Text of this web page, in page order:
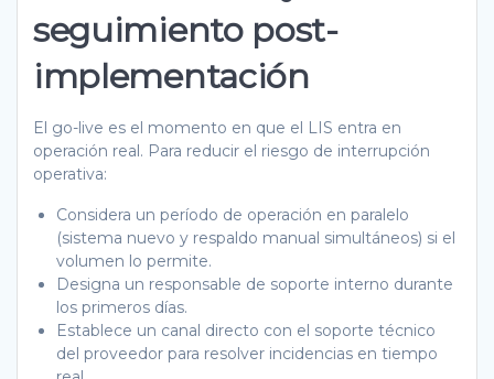
seguimiento post-
implementación
El go-live es el momento en que el LIS entra en
operación real. Para reducir el riesgo de interrupción
operativa:
Considera un período de operación en paralelo
(sistema nuevo y respaldo manual simultáneos) si el
volumen lo permite.
Designa un responsable de soporte interno durante
los primeros días.
Establece un canal directo con el soporte técnico
del proveedor para resolver incidencias en tiempo